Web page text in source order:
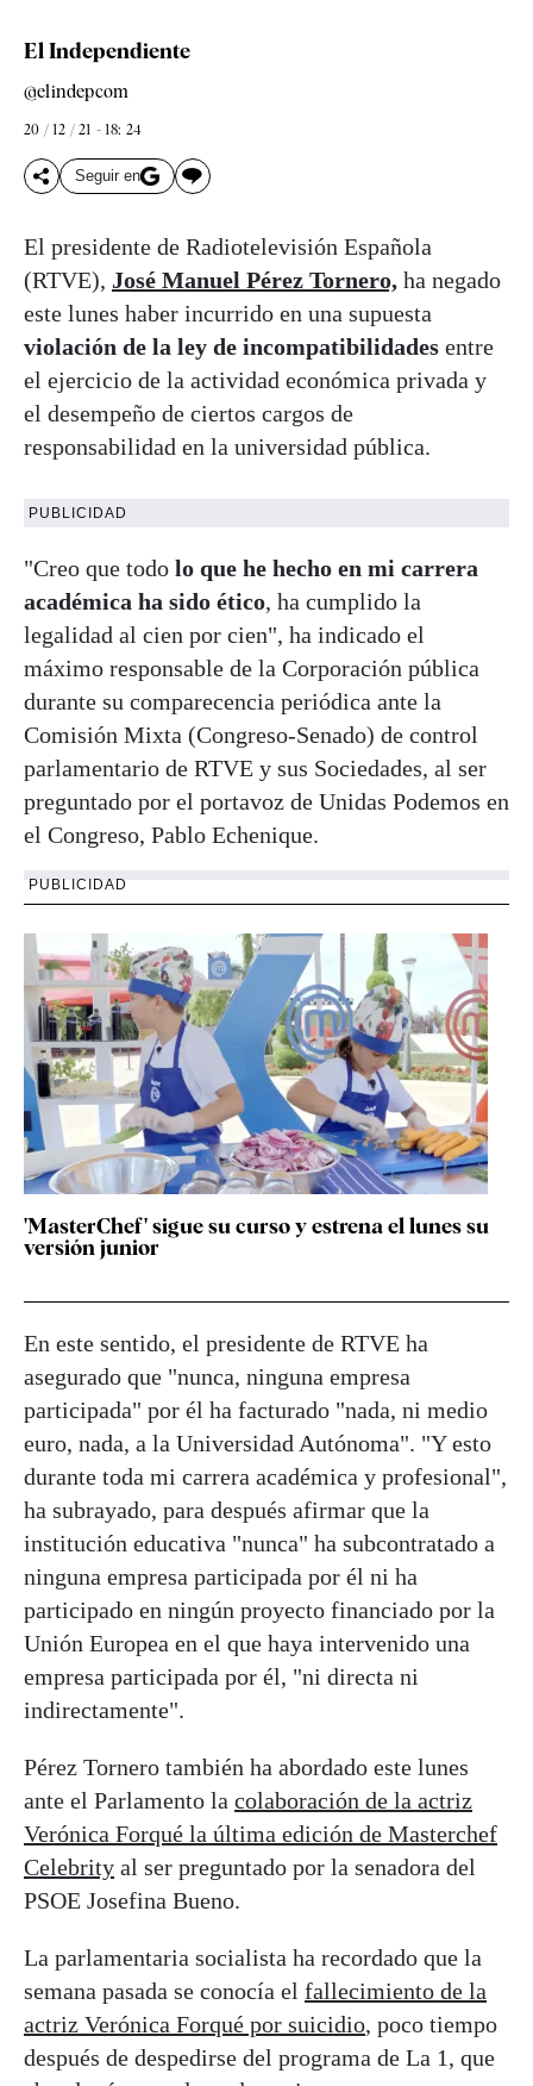
El Independiente
@elindepcom
20 / 12 / 21 - 18: 24
Seguir en
El presidente de Radiotelevisión Española
(RTVE), José Manuel Pérez Tornero, ha negado
este lunes haber incurrido en una supuesta
violación de la ley de incompatibilidades entre
el ejercicio de la actividad económica privada y
el desempeño de ciertos cargos de
responsabilidad en la universidad pública.
PUBLICIDAD
"Creo que todo lo que he hecho en mi carrera
académica ha sido ético, ha cumplido la
legalidad al cien por cien", ha indicado el
máximo responsable de la Corporación pública
durante su comparecencia periódica ante la
Comisión Mixta (Congreso-Senado) de control
parlamentario de RTVE y sus Sociedades, al ser
preguntado por el portavoz de Unidas Podemos en
el Congreso, Pablo Echenique.
PUBLICIDAD
'MasterChef' sigue su curso y estrena el lunes su
versión junior
En este sentido, el presidente de RTVE ha
asegurado que "nunca, ninguna empresa
participada" por él ha facturado "nada, ni medio
euro, nada, a la Universidad Autónoma". "Y esto
durante toda mi carrera académica y profesional",
ha subrayado, para después afirmar que la
institución educativa "nunca" ha subcontratado a
ninguna empresa participada por él ni ha
participado en ningún proyecto financiado por la
Unión Europea en el que haya intervenido una
empresa participada por él, "ni directa ni
indirectamente".
Pérez Tornero también ha abordado este lunes
ante el Parlamento la colaboración de la actriz
Verónica Forqué la última edición de Masterchef
Celebrity al ser preguntado por la senadora del
PSOE Josefina Bueno.
La parlamentaria socialista ha recordado que la
semana pasada se conocía el fallecimiento de la
actriz Verónica Forqué por suicidio, poco tiempo
después de despedirse del programa de La 1, que